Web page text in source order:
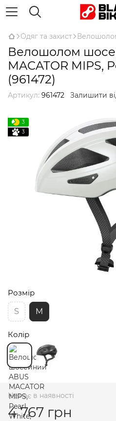
Одяг та захист
Велошолом
MACATOR MIPS,
(961472)
Артикул: 961472 Залишити
3
3
Розмір
S
M
Колір
Немає в наявності
4 767 грн